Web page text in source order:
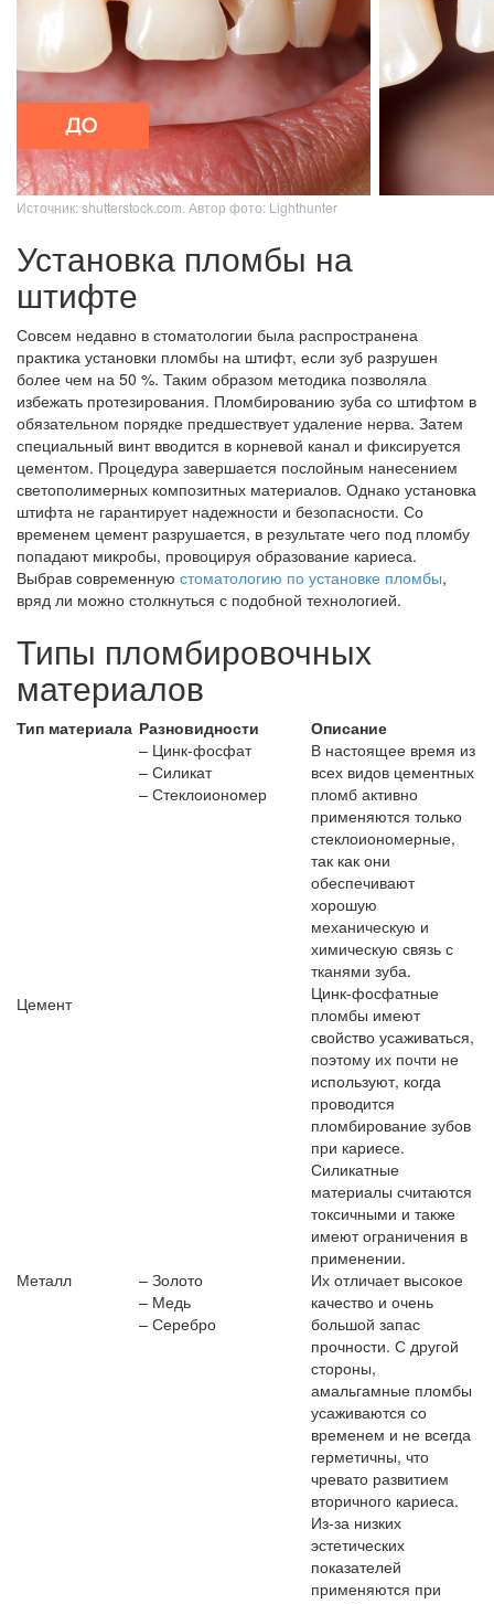
Источник: shutterstock.com. Автор фото: Lighthunter
Установка пломбы на
штифте
Совсем недавно в стоматологии была распространена
практика установки пломбы на штифт, если зуб разрушен
более чем на 50 %. Таким образом методика позволяла
избежать протезирования. Пломбированию зуба со штифтом в
обязательном порядке предшествует удаление нерва. Затем
специальный винт вводится в корневой канал и фиксируется
цементом. Процедура завершается послойным нанесением
светополимерных композитных материалов. Однако установка
штифта не гарантирует надежности и безопасности. Со
временем цемент разрушается, в результате чего под пломбу
попадают микробы, провоцируя образование кариеса.
Выбрав современную стоматологию по установке пломбы,
вряд ли можно столкнуться с подобной технологией.
Типы пломбировочных
материалов
Тип материала Разновидности Описание
Цемент
– Цинк-фосфат
– Силикат
– Стеклоиономер
В настоящее время из
всех видов цементных
пломб активно
применяются только
стеклоиономерные,
так как они
обеспечивают
хорошую
механическую и
химическую связь с
тканями зуба.
Цинк-фосфатные
пломбы имеют
свойство усаживаться,
поэтому их почти не
используют, когда
проводится
пломбирование зубов
при кариесе.
Силикатные
материалы считаются
токсичными и также
имеют ограничения в
применении.
Металл
– Золото
– Медь
– Серебро
Их отличает высокое
качество и очень
большой запас
прочности. С другой
стороны,
амальгамные пломбы
усаживаются со
временем и не всегда
герметичны, что
чревато развитием
вторичного кариеса.
Из-за низких
эстетических
показателей
применяются при